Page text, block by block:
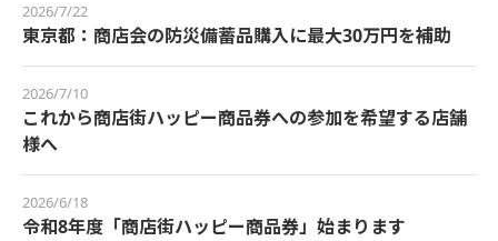
2026/7/22
東京都：商店会の防災備蓄品購入に最大30万円を補助
2026/7/10
これから商店街ハッピー商品券への参加を希望する店舗
様へ
2026/6/18
令和8年度「商店街ハッピー商品券」始まります